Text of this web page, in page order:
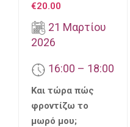
€20.00
21 Μαρτίου
2026
16:00 – 18:00
Και τώρα πώς
φροντίζω το
μωρό μου;